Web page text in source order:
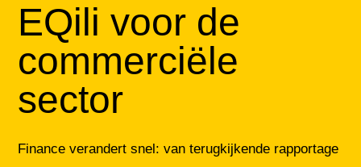
EQili voor de
commerciële
sector
Finance verandert snel: van terugkijkende rapportage